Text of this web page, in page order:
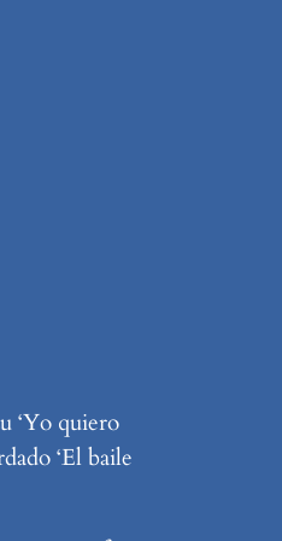
‘Yo quiero
‘El baile